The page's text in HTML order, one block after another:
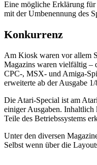
Eine mögliche Erklärung
mit der Umbenennung des
Konkurrenz
Am Kiosk waren vor allem
Magazins waren vielfältig –
CPC-, MSX- und Amiga-
erweiterte ab der Ausgabe
Die Atari-Special ist am
einiger Ausgaben. Inhaltlich
Teile des Betriebssystems
Unter den diversen
Selbst wenn über die